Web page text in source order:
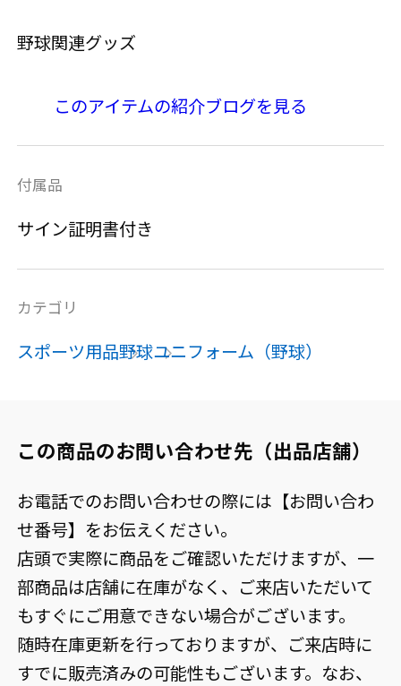
野球関連グッズ
このアイテムの紹介ブログを見る
付属品
サイン証明書付き
カテゴリ
スポーツ用品野球ユニフォーム（野球）
この商品のお問い合わせ先（出品店舗）
お電話でのお問い合わせの際には【お問い合わ
せ番号】をお伝えください。
店頭で実際に商品をご確認いただけますが、一
部商品は店舗に在庫がなく、ご来店いただいて
もすぐにご用意できない場合がございます。
随時在庫更新を行っておりますが、ご来店時に
すでに販売済みの可能性もございます。なお、